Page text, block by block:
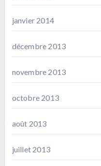
janvier 2014
décembre 2013
novembre 2013
octobre 2013
août 2013
juillet 2013